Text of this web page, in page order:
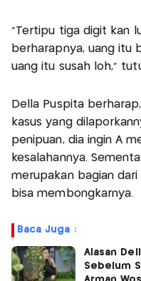
“Tertipu tiga digit kan
berharapnya, uang itu
uang itu susah loh,”
Della Puspita
kasus yang
penipuan, dia ingin A
kesalahannya.
merupakan bagian
bisa membongkarnya.
Baca Juga :
Alasan
Sebelum